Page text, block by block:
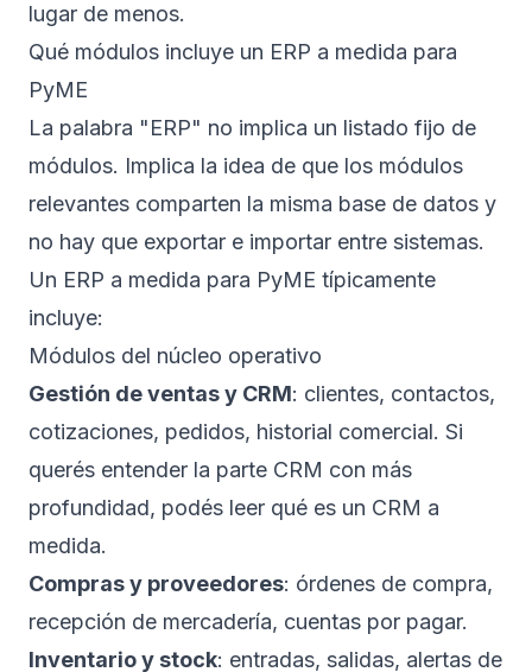
lugar de menos.
Qué módulos incluye un ERP a medida para
PyME
La palabra "ERP" no implica un listado fijo de
módulos. Implica la idea de que los módulos
relevantes comparten la misma base de datos y
no hay que exportar e importar entre sistemas.
Un ERP a medida para PyME típicamente
incluye:
Módulos del núcleo operativo
Gestión de ventas y CRM: clientes, contactos,
cotizaciones, pedidos, historial comercial. Si
querés entender la parte CRM con más
profundidad, podés leer qué es un CRM a
medida.
Compras y proveedores: órdenes de compra,
recepción de mercadería, cuentas por pagar.
Inventario y stock: entradas, salidas, alertas de